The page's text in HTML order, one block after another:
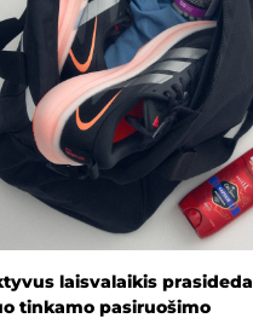
laisvalaikis prasideda
tinkamo pasiruošimo